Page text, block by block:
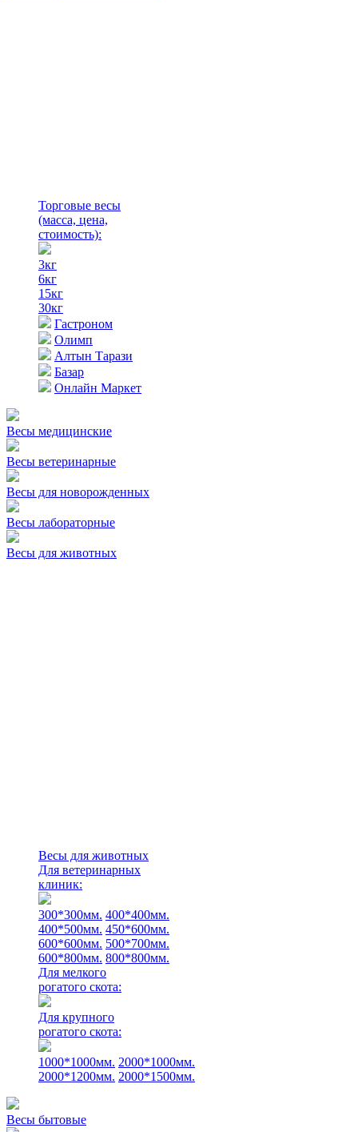
Торговые весы
(масса, цена,
стоимость):
3кг
6кг
15кг
30кг
Гастроном
Олимп
Алтын Тарази
Базар
Онлайн Маркет
Весы медицинские
Весы ветеринарные
Весы для новорожденных
Весы лабораторные
Весы для животных
Весы для животных
Для ветеринарных
клиник:
300*300мм. 400*400мм.
400*500мм. 450*600мм.
600*600мм. 500*700мм.
600*800мм. 800*800мм.
Для мелкого
рогатого скота:
Для крупного
рогатого скота:
1000*1000мм. 2000*1000мм.
2000*1200мм. 2000*1500мм.
Весы бытовые